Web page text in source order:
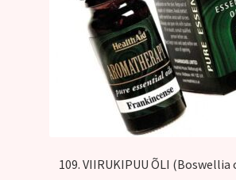
109. VIIRUKIPUU ÕLI